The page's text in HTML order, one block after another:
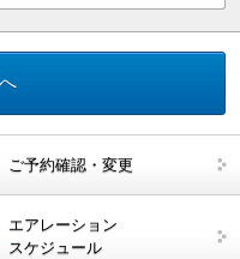
ご予約確認・変更
エアレーション
スケジュール